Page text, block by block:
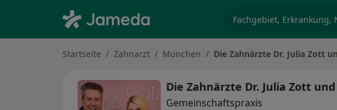
Startseite Zahnarzt München Die Zahnärzte Dr. Julia Zott
Die Zahnärzte Dr. Julia Zott
Gemeinschaftspraxis